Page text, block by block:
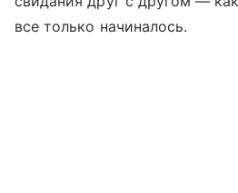
все только начиналось.